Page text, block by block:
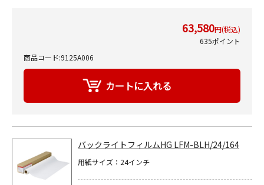
63,580円(税込)
635ポイント
商品コード:9125A006
バックライトフィルムHG LFM-BLH/24/164
用紙サイズ：24インチ